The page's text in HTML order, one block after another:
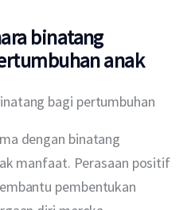
binatang
anak
dengan binatang
manfaat. Perasaan positif
pembentukan